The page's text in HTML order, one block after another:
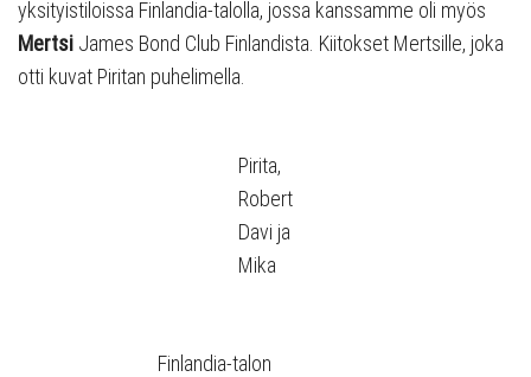
yksityistiloissa Finlandia-talolla, jossa kanssamme oli myös
Mertsi James Bond Club Finlandista. Kiitokset Mertsille, joka
otti kuvat Piritan puhelimella.
Pirita,
Robert
Davi ja
Mika
Finlandia-talon